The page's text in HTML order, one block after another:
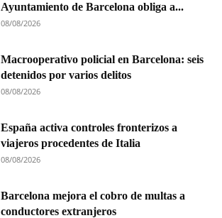
Ayuntamiento de Barcelona obliga a...
08/08/2026
Macrooperativo policial en Barcelona: seis
detenidos por varios delitos
08/08/2026
España activa controles fronterizos a
viajeros procedentes de Italia
08/08/2026
Barcelona mejora el cobro de multas a
conductores extranjeros